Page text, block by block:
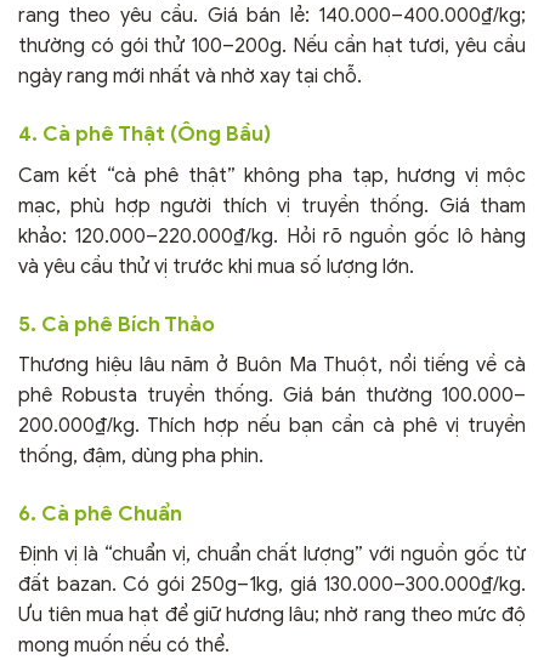
rang theo yêu cầu. Giá bán lẻ: 140.000–400.000₫/kg;
thường có gói thử 100–200g. Nếu cần hạt tươi, yêu cầu
ngày rang mới nhất và nhờ xay tại chỗ.
4. Cà phê Thật (Ông Bầu)
Cam kết “cà phê thật” không pha tạp, hương vị mộc
mạc, phù hợp người thích vị truyền thống. Giá tham
khảo: 120.000–220.000₫/kg. Hỏi rõ nguồn gốc lô hàng
và yêu cầu thử vị trước khi mua số lượng lớn.
5. Cà phê Bích Thảo
Thương hiệu lâu năm ở Buôn Ma Thuột, nổi tiếng về cà
phê Robusta truyền thống. Giá bán thường 100.000–
200.000₫/kg. Thích hợp nếu bạn cần cà phê vị truyền
thống, đậm, dùng pha phin.
6. Cà phê Chuẩn
Định vị là “chuẩn vị, chuẩn chất lượng” với nguồn gốc từ
đất bazan. Có gói 250g–1kg, giá 130.000–300.000₫/kg.
Ưu tiên mua hạt để giữ hương lâu; nhờ rang theo mức độ
mong muốn nếu có thể.